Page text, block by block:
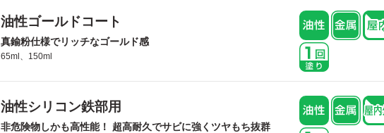
油性ゴールドコート
真鍮粉仕様でリッチなゴールド感
65ml、150ml
油性シリコン鉄部用
非危険物しかも高性能！ 超高耐久でサビに強くツヤもち抜群